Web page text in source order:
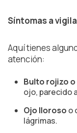
Síntomas a
Aquí tienes
atención:
Bulto rojizo
ojo, parecido
Ojo lloroso o
lágrimas.